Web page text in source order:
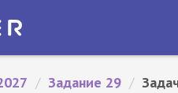
/ Задание 29 /